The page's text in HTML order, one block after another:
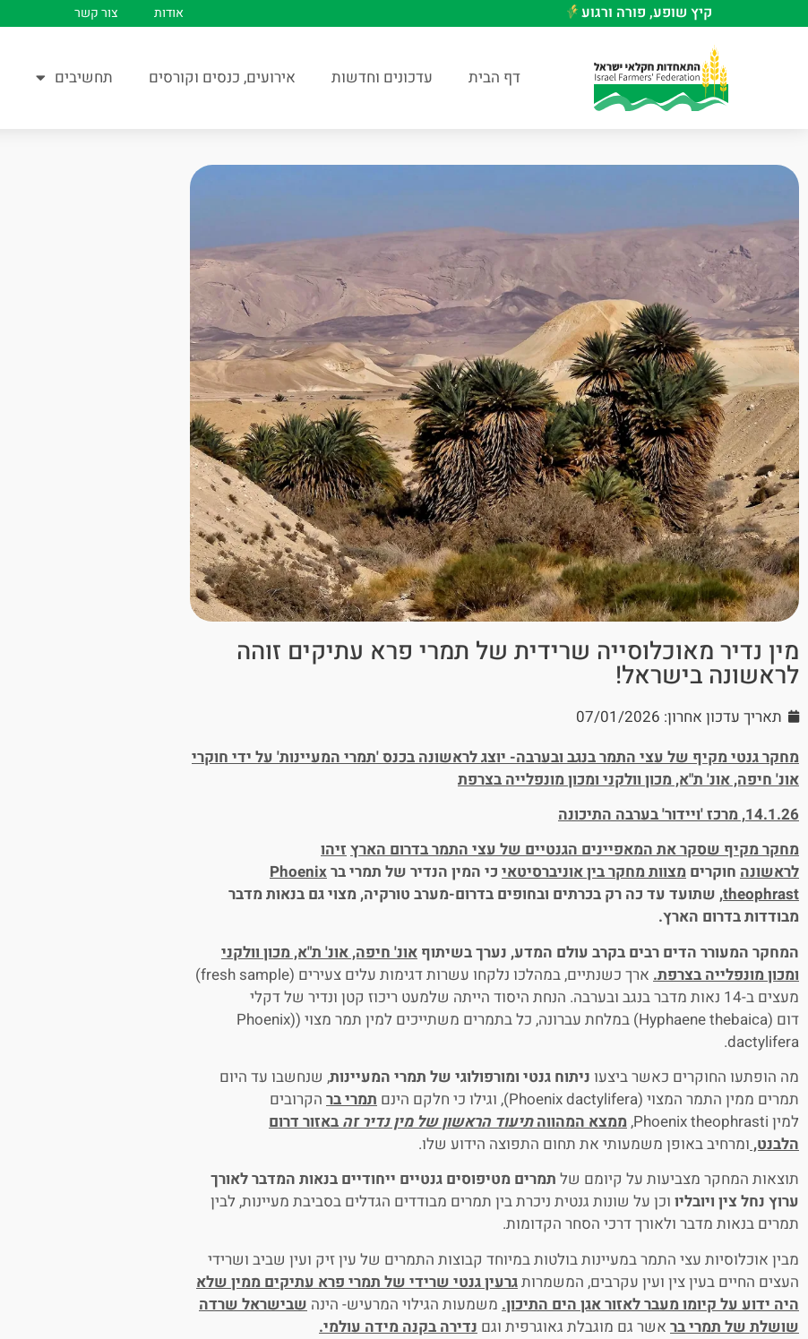
קיץ שופע, פורה ורגוע אודות צור קשר
דף הבית עדכונים וחדשות אירועים, כנסים וקורסים תחשיבים
מין נדיר מאוכלוסייה שרידית של תמרי פרא עתיקים זוהה
לראשונה בישראל!
תאריך עדכון אחרון: 07/01/2026
מחקר גנטי מקיף של עצי התמר בנגב ובערבה- יוצג לראשונה בכנס 'תמרי המעיינות' על ידי חוקרי
אונ' חיפה, אונ' ת"א, מכון וולקני ומכון מונפלייה בצרפת
14.1.26, מרכז 'ויידור' בערבה התיכונה
מחקר מקיף שסקר את המאפיינים הגנטיים של עצי התמר בדרום הארץזיהו
לראשונה חוקרים מצוות מחקר בין אוניברסיטאי כי המין הנדיר של תמרי ברPhoenix
theophrast
, שתועד עד כה רק בכרתים ובחופים בדרום-מערב טורקיה, מצוי גם בנאות מדבר
מבודדות בדרום הארץ.
המחקר המעורר הדים רבים בקרב עולם המדע, נערך בשיתוף אונ' חיפה, אונ' ת"א, מכון וולקני
ומכון מונפלייה בצרפת.
ארך כשנתיים, במהלכו נלקחו עשרות דגימות עלים צעירים (fresh sample)
מעצים ב-14 נאות מדבר בנגב ובערבה. הנחת היסוד הייתה שלמעט ריכוז קטן ונדיר של דקלי
דום (Hyphaene thebaica) במלחת עברונה, כל בתמרים משתייכים למין תמר מצוי ((Phoenix
dactylifera.
מה הופתעו החוקרים כאשר ביצעו ניתוח גנטי ומורפולוגי של תמרי המעיינות, שנחשבו עד היום
תמרים ממין התמר המצוי (Phoenix dactylifera), וגילו כי חלקם הינם
תמרי בר הקרובים
למין Phoenix theophrasti,
ממצא המהווהתיעוד הראשון של מין נדיר זהבאזור דרום
הלבנט,ומרחיב באופן משמעותי את תחום התפוצה הידוע שלו.
תוצאות המחקר מצביעות על קיומם של תמרים מטיפוסים גנטיים ייחודיים בנאות המדבר לאורך
ערוץ נחל צין ויובליו וכן על שונות גנטית ניכרת בין תמרים מבודדים הגדלים בסביבת מעיינות, לבין
תמרים בנאות מדבר ולאורך דרכי הסחר הקדומות.
מבין אוכלוסיות עצי התמר במעיינות בולטות במיוחד קבוצות התמרים של עין זיק ועין שביב ושרידי
העצים החיים בעין צין ועין עקרבים, המשמרותגרעין גנטי שרידי של תמרי פרא עתיקים ממין שלא
היה ידוע על קיומו מעבר לאזור אגן הים התיכון. משמעות הגילוי המרעיש- הינה שבישראל שרדה
שושלת של תמרי בר אשר גם מוגבלת גאוגרפית וגם נדירה בקנה מידה עולמי.